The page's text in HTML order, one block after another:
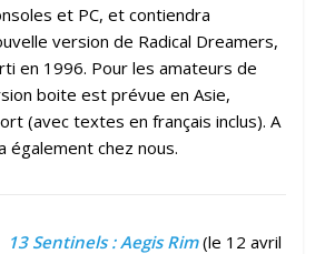
et PC, et contiendra
version de Radical Dreamers,
en 1996. Pour les amateurs de
boite est prévue en Asie,
(avec textes en français inclus). A
également chez nous.
13 Sentinels : Aegis Rim(le 12 avril